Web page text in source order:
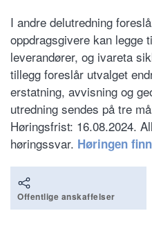
I andre delutredning
oppdragsgivere kan legge
leverandører, og ivareta
tillegg foreslår utvalget
erstatning, avvisning og
utredning sendes på tre
Høringsfrist: 16.08.2024.
høringssvar. Høringen
Offentlige anskaffelser